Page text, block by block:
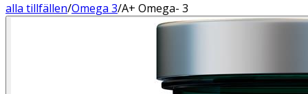
alla tillfällen/Omega 3/A+ Omega- 3